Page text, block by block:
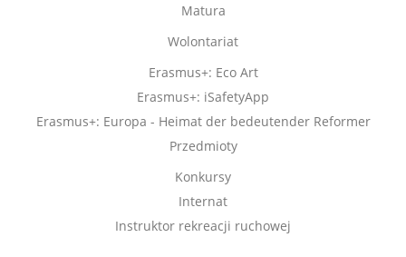
Matura
Wolontariat
Erasmus+: Eco Art
Erasmus+: iSafetyApp
Erasmus+: Europa - Heimat der bedeutender Reformer
Przedmioty
Konkursy
Internat
Instruktor rekreacji ruchowej